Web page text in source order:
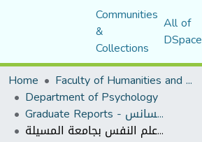
Communities
&
Collections
All of
DSpace
Home
Faculty of Humanities and Social Sciences
Department of Psychology
Graduate Reports - تقارير الليسانس
التلوث النفسي وعلاقته بالاتزان الانفعالي لدى طلبة السنة الثالثة عيادي بقسم علم النفس بجامعة المسيلة